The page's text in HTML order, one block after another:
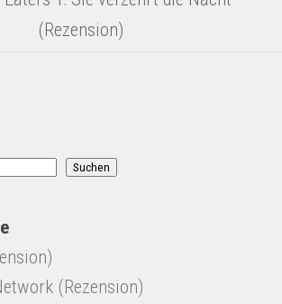
(Rezension)
Suchen
(Rezension)